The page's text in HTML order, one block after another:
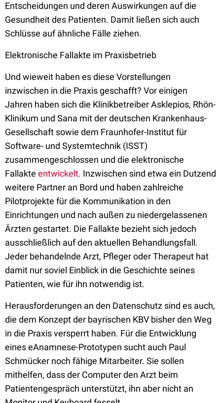
Entscheidungen und deren Auswirkungen auf die
Gesundheit des Patienten. Damit ließen sich auch
Schlüsse auf ähnliche Fälle ziehen.
Elektronische Fallakte im Praxisbetrieb
Und wieweit haben es diese Vorstellungen
inzwischen in die Praxis geschafft? Vor einigen
Jahren haben sich die Klinikbetreiber Asklepios, Rhön-
Klinikum und Sana mit der deutschen Krankenhaus-
Gesellschaft sowie dem Fraunhofer-Institut für
Software- und Systemtechnik (ISST)
zusammengeschlossen und die elektronische
Fallakte entwickelt. Inzwischen sind etwa ein Dutzend
weitere Partner an Bord und haben zahlreiche
Pilotprojekte für die Kommunikation in den
Einrichtungen und nach außen zu niedergelassenen
Ärzten gestartet. Die Fallakte bezieht sich jedoch
ausschließlich auf den aktuellen Behandlungsfall.
Jeder behandelnde Arzt, Pfleger oder Therapeut hat
damit nur soviel Einblick in die Geschichte seines
Patienten, wie für ihn notwendig ist.
Herausforderungen an den Datenschutz sind es auch,
die dem Konzept der bayrischen KBV bisher den Weg
in die Praxis versperrt haben. Für die Entwicklung
eines eAnamnese-Prototypen sucht auch Paul
Schmücker noch fähige Mitarbeiter. Sie sollen
mithelfen, dass der Computer den Arzt beim
Patientengespräch unterstützt, ihn aber nicht an